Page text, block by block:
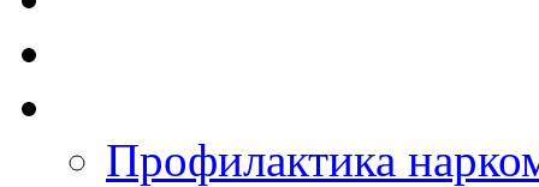
Профилактика